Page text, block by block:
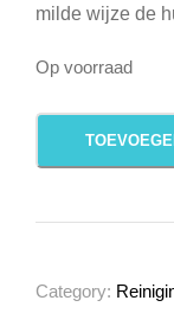
milde wijze de
Op voorraad
e
i
a
Category: